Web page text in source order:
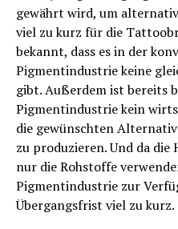
gewährt wird, um
viel zu kurz für die
bekannt, dass es in der
Pigmentindustrie keine
gibt. Außerdem ist bereits
Pigmentindustrie kein
die gewünschten
zu produzieren. Und da
nur die Rohstoffe
Pigmentindustrie zur
Übergangsfrist viel zu kurz.